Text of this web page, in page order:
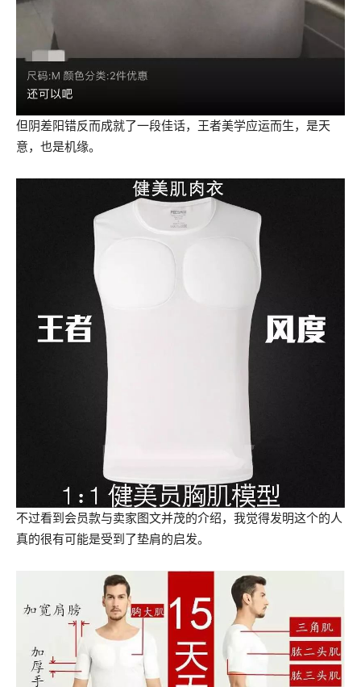
但阴差阳错反而成就了一段佳话，王者美学应运而生，是天
意，也是机缘。
不过看到会员款与卖家图文并茂的介绍，我觉得发明这个的人
真的很有可能是受到了垫肩的启发。